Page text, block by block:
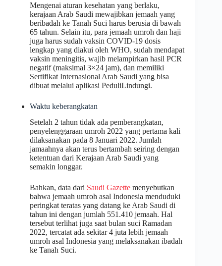
Mengenai aturan kesehatan yang berlaku,
kerajaan Arab Saudi mewajibkan jemaah yang
beribadah ke Tanah Suci harus berusia di bawah
65 tahun. Selain itu, para jemaah umroh dan haji
juga harus sudah vaksin COVID-19 dosis
lengkap yang diakui oleh WHO, sudah mendapat
vaksin meningitis, wajib melampirkan hasil PCR
negatif (maksimal 3×24 jam), dan memiliki
Sertifikat Internasional Arab Saudi yang bisa
dibuat melalui aplikasi PeduliLindungi.
Waktu keberangkatan
Setelah 2 tahun tidak ada pemberangkatan,
penyelenggaraan umroh 2022 yang pertama kali
dilaksanakan pada 8 Januari 2022. Jumlah
jamaahnya akan terus bertambah seiring dengan
ketentuan dari Kerajaan Arab Saudi yang
semakin longgar.
Bahkan, data dari Saudi Gazette menyebutkan
bahwa jemaah umroh asal Indonesia menduduki
peringkat teratas yang datang ke Arab Saudi di
tahun ini dengan jumlah 551.410 jemaah. Hal
tersebut terlihat juga saat bulan suci Ramadan
2022, tercatat ada sekitar 4 juta lebih jemaah
umroh asal Indonesia yang melaksanakan ibadah
ke Tanah Suci.